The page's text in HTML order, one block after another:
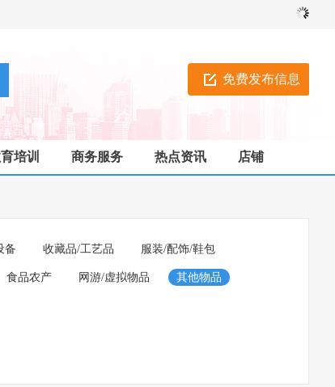
免费发布信息
培训 商务服务 热点资讯 店铺
备 收藏品/工艺品 服装/配饰/鞋包
食品农产 网游/虚拟物品 其他物品